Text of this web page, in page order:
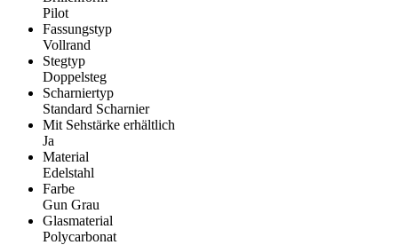
Pilot
Fassungstyp
Vollrand
Stegtyp
Doppelsteg
Scharniertyp
Standard Scharnier
Mit Sehstärke erhältlich
Ja
Material
Edelstahl
Farbe
Gun Grau
Glasmaterial
Polycarbonat